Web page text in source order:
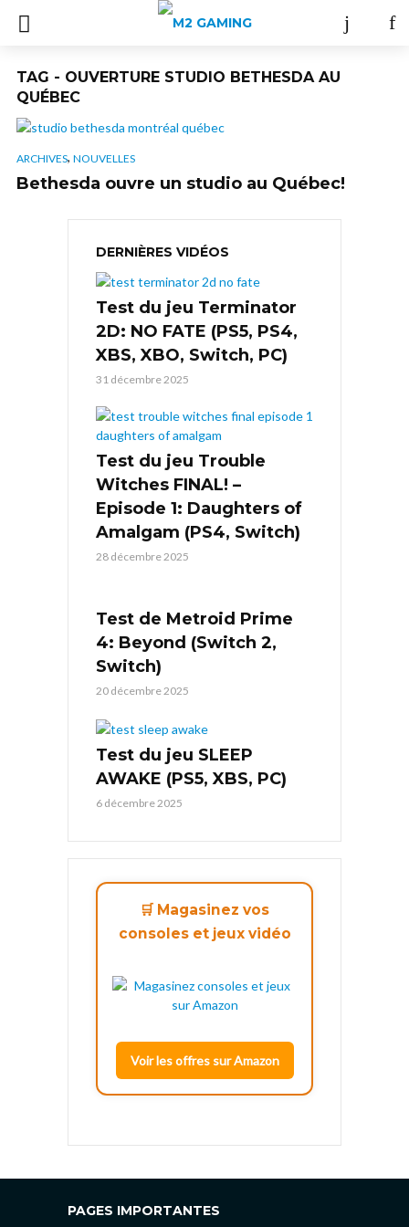
TAG - OUVERTURE STUDIO BETHESDA AU
QUÉBEC
ARCHIVES, NOUVELLES
Bethesda ouvre un studio au Québec!
DERNIÈRES VIDÉOS
Test du jeu Terminator
2D: NO FATE (PS5, PS4,
XBS, XBO, Switch, PC)
31 décembre 2025
Test du jeu Trouble
Witches FINAL! –
Episode 1: Daughters of
Amalgam (PS4, Switch)
28 décembre 2025
Test de Metroid Prime
4: Beyond (Switch 2,
Switch)
20 décembre 2025
Test du jeu SLEEP
AWAKE (PS5, XBS, PC)
6 décembre 2025
🛒 Magasinez vos
consoles et jeux vidéo
Voir les offres sur Amazon
PAGES IMPORTANTES